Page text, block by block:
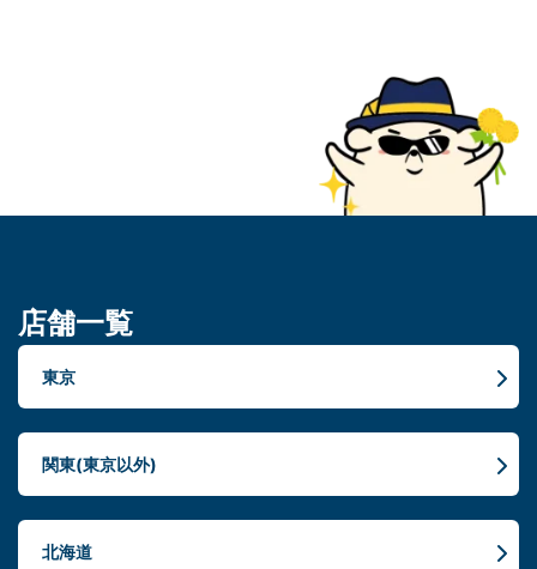
店舗一覧
東京
関東(東京以外)
北海道